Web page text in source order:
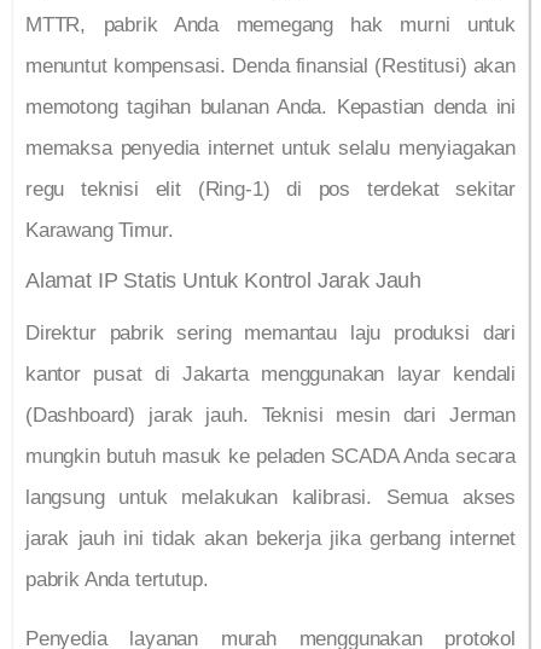
MTTR, pabrik Anda memegang hak murni untuk
menuntut kompensasi. Denda finansial (Restitusi) akan
memotong tagihan bulanan Anda. Kepastian denda ini
memaksa penyedia internet untuk selalu menyiagakan
regu teknisi elit (Ring-1) di pos terdekat sekitar
Karawang Timur.
Alamat IP Statis Untuk Kontrol Jarak Jauh
Direktur pabrik sering memantau laju produksi dari
kantor pusat di Jakarta menggunakan layar kendali
(Dashboard) jarak jauh. Teknisi mesin dari Jerman
mungkin butuh masuk ke peladen SCADA Anda secara
langsung untuk melakukan kalibrasi. Semua akses
jarak jauh ini tidak akan bekerja jika gerbang internet
pabrik Anda tertutup.
Penyedia layanan murah menggunakan protokol